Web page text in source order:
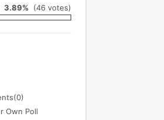
3.89% (46 votes)
(0)
Own Poll